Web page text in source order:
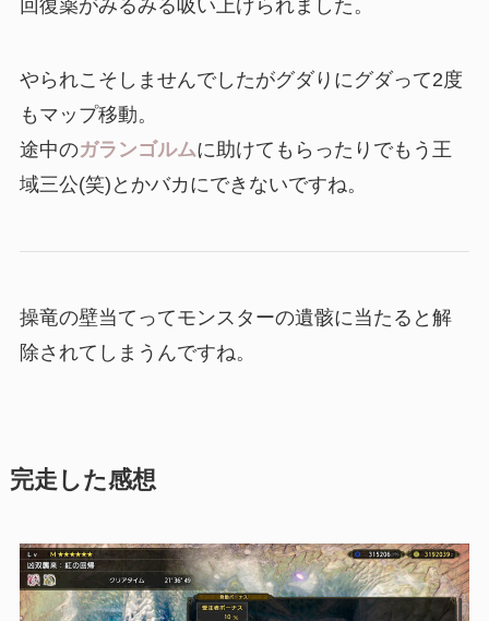
回復薬がみるみる吸い上げられました。
やられこそしませんでしたがグダりにグダって2度
もマップ移動。
途中のガランゴルムに助けてもらったりでもう王
域三公(笑)とかバカにできないですね。
操竜の壁当てってモンスターの遺骸に当たると解
除されてしまうんですね。
完走した感想